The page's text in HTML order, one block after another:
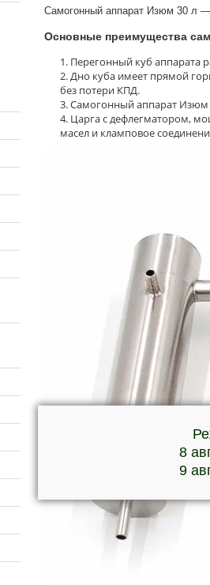
Самогонный аппарат Изюм 30 л —
Основные преимущества
Перегонный куб аппарата
Дно куба имеет прямой
без потери КПД.
Самогонный аппарат Изюм
Царга с дефлегматором,
масел и кламповое
8
9